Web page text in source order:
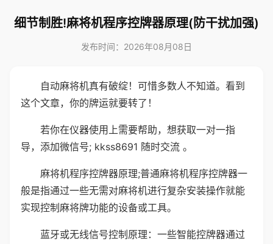
细节制胜!麻将机程序控牌器原理(防干扰加强)
发布时间：2026年08月08日
自动麻将机真有破绽！可惜多数人不知道。看到
这个文章，你的牌运就要转了！
若你在仪器使用上需要帮助，想获取一对一指
导，添加微信号; kkss8691 随时交流 。
麻将机程序控牌器原理;普通麻将机程序控牌器一
般是指通过一些无需对麻将机进行复杂安装操作就能
实现控制麻将牌功能的设备或工具。
蓝牙或无线信号控制原理：一些智能控牌器通过